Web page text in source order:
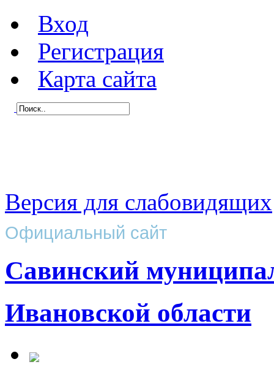
Вход
Регистрация
Карта сайта
Версия для слабовидящих
Официальный сайт
Савинский
Ивановской области